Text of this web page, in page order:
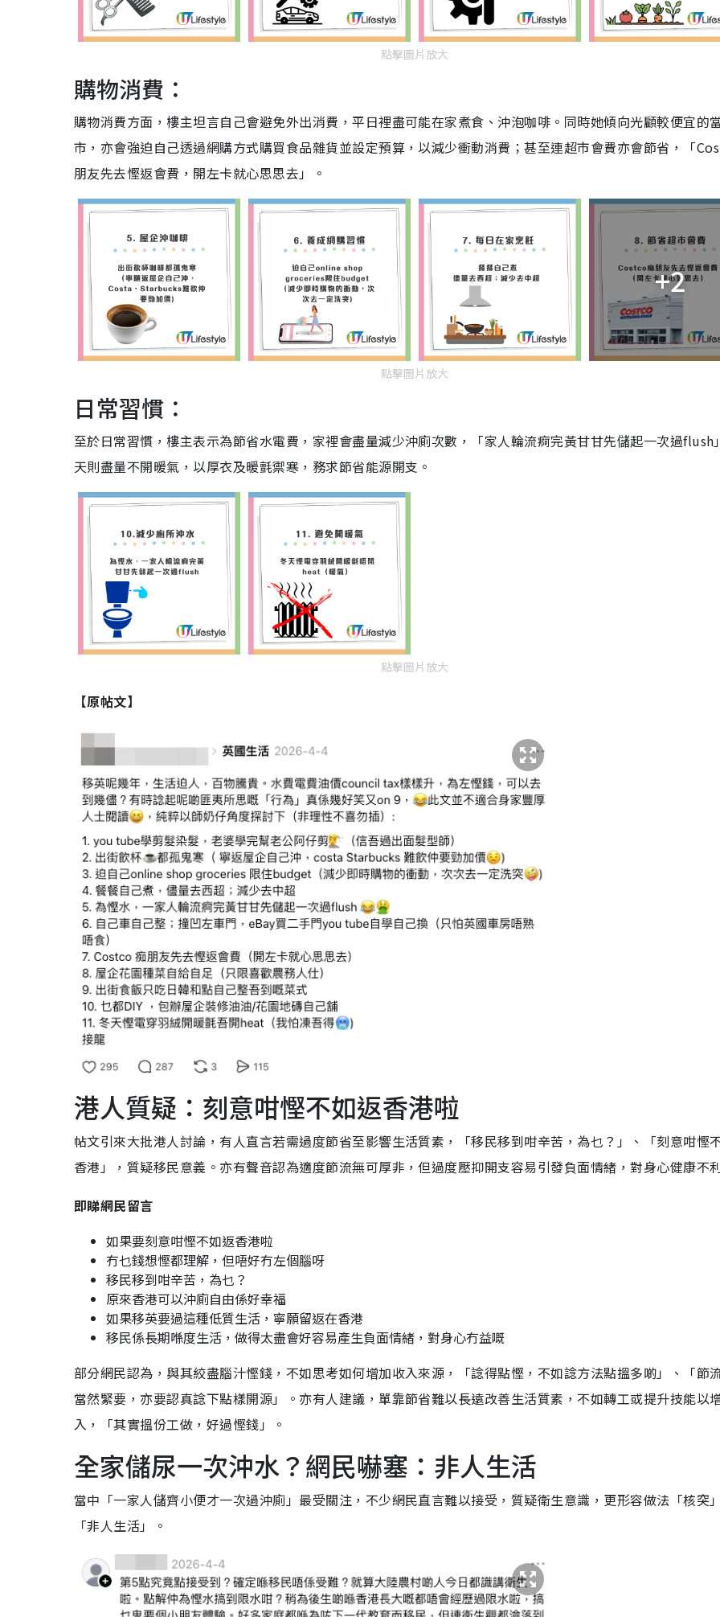
點擊圖片放大
購物消費：
購物消費方面，樓主坦言自己會避免外出消費，平日裡盡可能在家煮食、沖泡咖啡。同時她傾向光顧較便宜的
市，亦會強迫自己透過網購方式購買食品雜貨並設定預算，以減少衝動消費；甚至連超市會費亦會節省，「
朋友先去慳返會費，開左卡就心思思去」。
+2
點擊圖片放大
日常習慣：
至於日常習慣，樓主表示為節省水電費，家裡會盡量減少沖廁次數，「家人輪流痾完黃甘甘先儲起一次過flush
天則盡量不開暖氣，以厚衣及暖氈禦寒，務求節省能源開支。
點擊圖片放大
【原帖文】
港人質疑：刻意咁慳不如返香港啦
帖文引來大批港人討論，有人直言若需過度節省至影響生活質素，「移民移到咁辛苦，為乜？」、「刻意咁慳
香港」，質疑移民意義。亦有聲音認為適度節流無可厚非，但過度壓抑開支容易引發負面情緒，對身心健康不
即睇網民留言
如果要刻意咁慳不如返香港啦
冇乜錢想慳都理解，但唔好冇左個腦呀
移民移到咁辛苦，為乜？
原來香港可以沖廁自由係好幸福
如果移英要過這種低質生活，寧願留返在香港
移民係長期喺度生活，做得太盡會好容易產生負面情緒，對身心冇益嘅
部分網民認為，與其絞盡腦汁慳錢，不如思考如何增加收入來源，「諗得點慳，不如諗方法點搵多啲」、「節
當然緊要，亦要認真諗下點樣開源」。亦有人建議，單靠節省難以長遠改善生活質素，不如轉工或提升技能以
入，「其實搵份工做，好過慳錢」。
全家儲尿一次沖水？網民嚇塞：非人生活
當中「一家人儲齊小便才一次過沖廁」最受關注，不少網民直言難以接受，質疑衛生意識，更形容做法「核突
「非人生活」。